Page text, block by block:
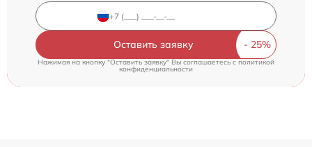
Оставить заявку
Нажимая на кнопку "Оставить заявку" Вы соглашаетесь cполитикой
конфиденциальности